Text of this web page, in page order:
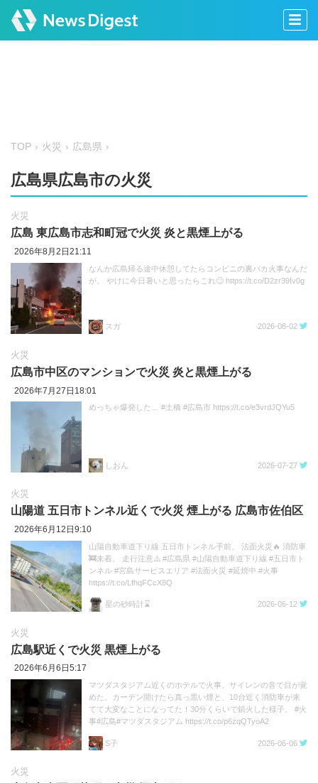
TOP 火災 広島県
広島県広島市の火災
火災
広島 東広島市志和町冠で火災 炎と黒煙上がる
2026年8月2日21:11
なんか広島帰る途中休憩してたらコンビニの裏バカ火事なんだ
が。 やけに今日暑いと思ったらこれ🙄 https://t.co/D2zr39Iv0g
スガ 2026-08-02
火災
広島市中区のマンションで火災 炎と黒煙上がる
2026年7月27日18:01
めっちゃ爆発した… #土橋 #広島市 https://t.co/e3vrdJQYu5
しおん 2026-07-27
火災
山陽道 五日市トンネル近くで火災 煙上がる 広島市佐伯区
2026年6月12日9:10
山陽自動車道下り線 五日市トンネル手前、 法面火災🔥 消防車
🚒未着。 走行注意⚠️ #広島県 #山陽自動車道下り線 #五日市ト
ンネル #宮島サービスエリア #法面火災 #延焼中 #火事
https://t.co/LfhqFCcX8Q
星の砂時計⌛ 2026-06-12
火災
広島駅近くで火災 黒煙上がる
2026年6月6日5:17
マツダスタジアム近くのホテルで火事。サイレンの音で目が覚
めた。カーテン開けたら真っ黒い煙と、10台近く消防車が来
てて大変なことになってた！30分くらいで鎮火した様子。 #火
事#広島#マツダスタジアム https://t.co/p6zqQTyoA2
S子 2026-06-06
火災